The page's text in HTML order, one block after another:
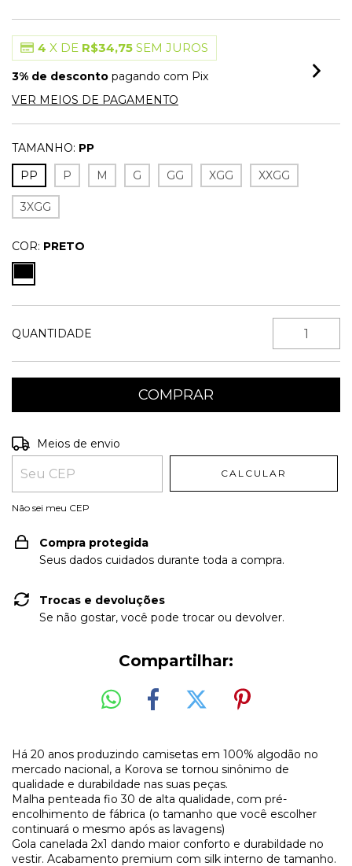
4 X DE R$34,75 SEM JUROS
3% de desconto pagando com Pix
VER MEIOS DE PAGAMENTO
TAMANHO: PP
PP
P M G GG XGG XXGG
3XGG
COR: PRETO
QUANTIDADE
Entregas para o CEP:
Meios de envio
CALCULAR
Não sei meu CEP
Compra protegida
Seus dados cuidados durante toda a compra.
Trocas e devoluções
Se não gostar, você pode trocar ou devolver.
Compartilhar:
Há 20 anos produzindo camisetas em 100% algodão no
mercado nacional, a Korova se tornou sinônimo de
qualidade e durabildade nas suas peças.
Malha penteada fio 30 de alta qualidade, com pré-
encolhimento de fábrica (o tamanho que você escolher
continuará o mesmo após as lavagens)
Gola canelada 2x1 dando maior conforto e durabildade no
vestir. Acabamento premium com silk interno de tamanho.